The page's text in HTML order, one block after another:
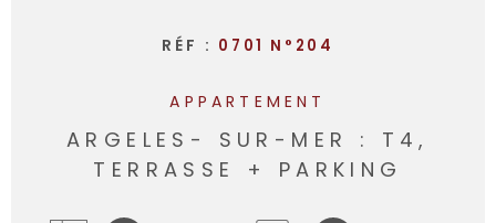
RÉF : 0701 N°204
APPARTEMENT
ARGELES- SUR-MER : T4,
TERRASSE + PARKING